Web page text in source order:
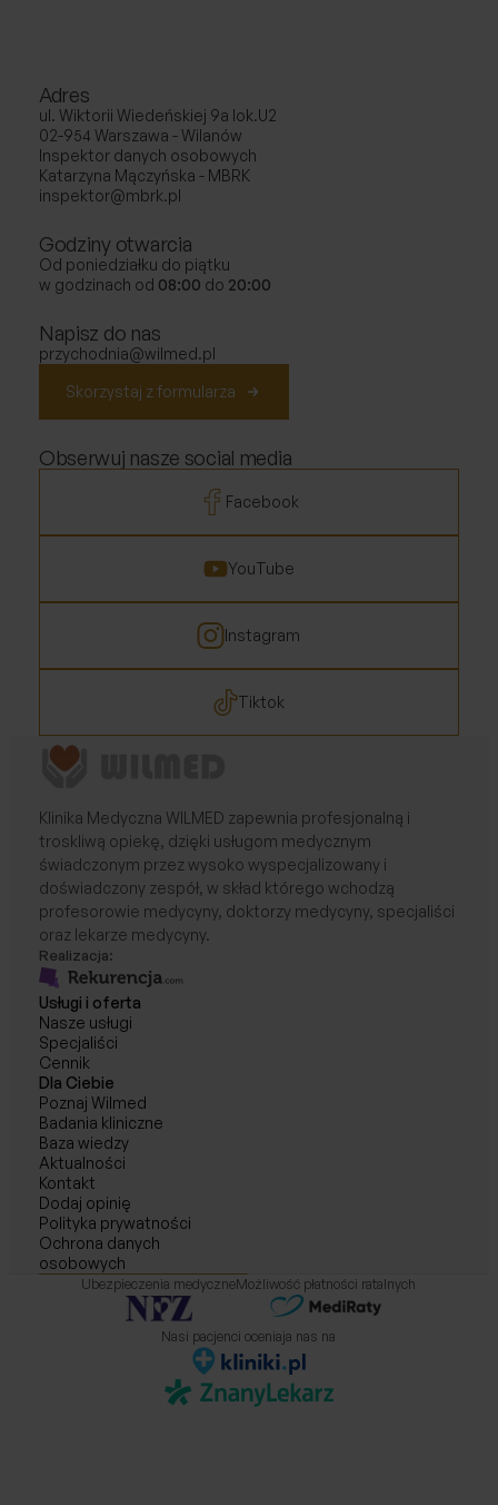
Adres
ul. Wiktorii Wiedeńskiej 9a lok.U2
02-954 Warszawa - Wilanów
Inspektor danych osobowych
Katarzyna Mączyńska - MBRK
inspektor@mbrk.pl
Godziny otwarcia
Od poniedziałku do piątku
w godzinach od 08:00 do 20:00
Napisz do nas
przychodnia@wilmed.pl
Skorzystaj z formularza
Obserwuj nasze social media
Facebook
YouTube
Instagram
Tiktok
Klinika Medyczna WILMED zapewnia profesjonalną i
troskliwą opiekę, dzięki usługom medycznym
świadczonym przez wysoko wyspecjalizowany i
doświadczony zespół, w skład którego wchodzą
profesorowie medycyny, doktorzy medycyny, specjaliści
oraz lekarze medycyny.
Realizacja:
Usługi i oferta
Nasze usługi
Specjaliści
Cennik
Dla Ciebie
Poznaj Wilmed
Badania kliniczne
Baza wiedzy
Aktualności
Kontakt
Dodaj opinię
Polityka prywatności
Ochrona danych
osobowych
Ubezpieczenia medyczneMożliwość płatności ratalnych
Nasi pacjenci oceniaja nas na